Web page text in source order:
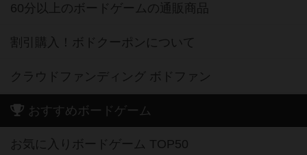
60分以上のボードゲームの通販商品
割引購入！ボドクーポンについて
クラウドファンディング ボドファン
おすすめボードゲーム
お気に入りボードゲーム TOP50